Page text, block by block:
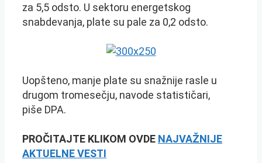
za 5,5 odsto. U sektoru energetskog
snabdevanja, plate su pale za 0,2 odsto.
Uopšteno, manje plate su snažnije rasle u
drugom tromesečju, navode statističari,
piše DPA.
PROČITAJTE KLIKOM OVDE NAJVAŽNIJE
AKTUELNE VESTI